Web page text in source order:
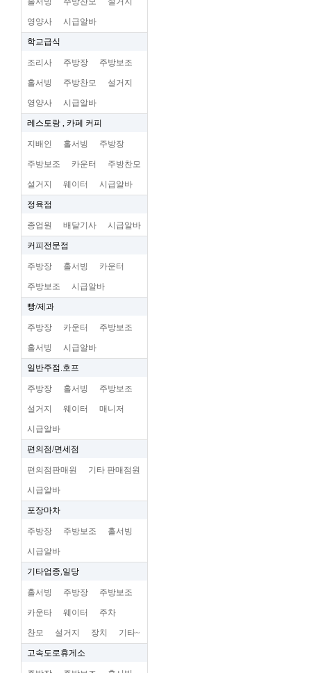
영양사 시급알바
학교급식
조리사 주방장 주방보조
홀서빙 주방찬모 설거지
영양사 시급알바
레스토랑 , 카페 커피
지배인 홀서빙 주방장
주방보조 카운터 주방찬모
설거지 웨이터 시급알바
정육점
종업원 배달기사 시급알바
커피전문점
주방장 홀서빙 카운터
주방보조 시급알바
빵/제과
주방장 카운터 주방보조
홀서빙 시급알바
일반주점.호프
주방장 홀서빙 주방보조
설거지 웨이터 매니저
시급알바
편의점/면세점
편의점판매원 기타 판매점원
시급알바
포장마차
주방장 주방보조 홀서빙
시급알바
기타업종,일당
홀서빙 주방장 주방보조
카운타 웨이터 주차
찬모 설거지 장치 기타~
고속도로휴게소